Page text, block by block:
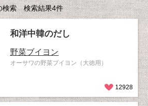
検索 検索結果4件
和洋中韓のだし
野菜ブイヨン
オーサワの野菜ブイヨン（大徳用）
12928